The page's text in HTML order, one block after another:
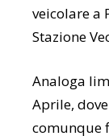
veicolare a
Stazione
Analoga
Aprile,
comunque